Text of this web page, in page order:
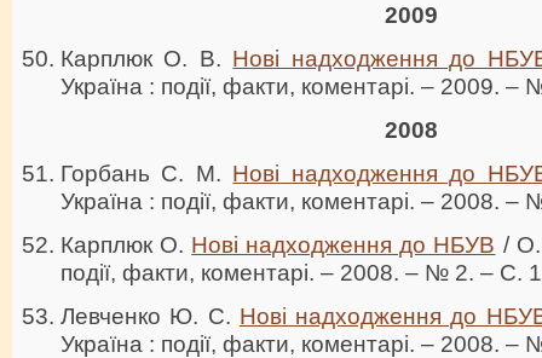
2009
Карплюк О. В. Нові надходження до
Україна : події, факти, коментарі. – 2009.
2008
Горбань С. М. Нові надходження до
Україна : події, факти, коментарі. – 2008.
Карплюк О. Нові надходження до НБУВ / О.
події, факти, коментарі. – 2008. – № 2. – С.
Левченко Ю. С. Нові надходження до
Україна : події, факти, коментарі. – 2008.